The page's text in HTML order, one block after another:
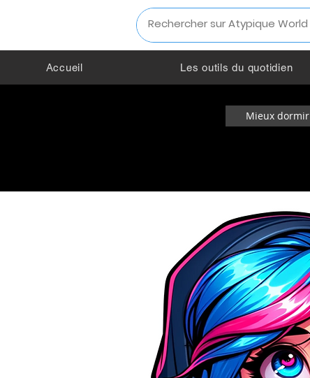
Accueil Les outils du quotidien
Mieux dormir